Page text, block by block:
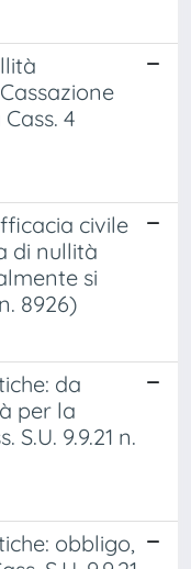
4
civile
di nullità
si
8926)
da
per la
9.9.21 n.
obbligo,